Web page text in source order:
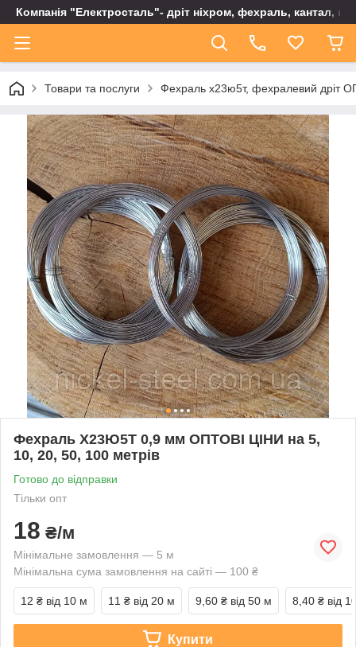
Компанія "Електросталь"- дріт ніхром, фехраль, кантал,
Товари та послуги Фехраль х23ю5т, фехралевий дріт
Фехраль Х23Ю5Т 0,9 мм ОПТОВІ ЦІНИ на 5,
10, 20, 50, 100 метрів
Готово до відправки
Тільки опт
18 ₴/м
Мінімальне замовлення — 5 м
Мінімальна сума замовлення на сайті — 100 ₴
12 ₴ від 10 м 11 ₴ від 20 м 9,60 ₴ від 50 м 8,40 ₴ від
Купити